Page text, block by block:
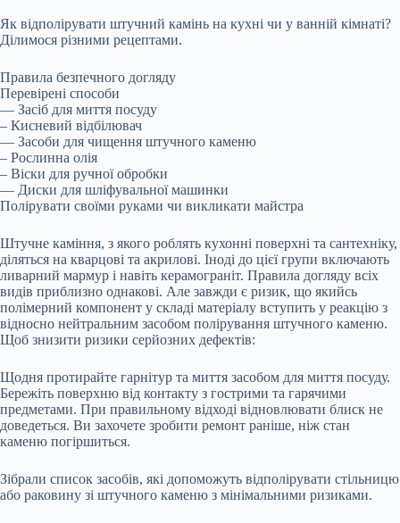
Як відполірувати штучний камінь на кухні чи у ванній кімнаті?
Ділимося різними рецептами.
Правила безпечного догляду
Перевірені способи
— Засіб для миття посуду
– Кисневий відбілювач
— Засоби для чищення штучного каменю
– Рослинна олія
– Віски для ручної обробки
— Диски для шліфувальної машинки
Полірувати своїми руками чи викликати майстра
Штучне каміння, з якого роблять кухонні поверхні та сантехніку,
діляться на кварцові та акрилові. Іноді до цієї групи включають
ливарний мармур і навіть керамограніт. Правила догляду всіх
видів приблизно однакові. Але завжди є ризик, що якийсь
полімерний компонент у складі матеріалу вступить у реакцію з
відносно нейтральним засобом полірування штучного каменю.
Щоб знизити ризики серйозних дефектів:
Щодня протирайте гарнітур та миття засобом для миття посуду.
Бережіть поверхню від контакту з гострими та гарячими
предметами. При правильному відході відновлювати блиск не
доведеться. Ви захочете зробити ремонт раніше, ніж стан
каменю погіршиться.
Зібрали список засобів, які допоможуть відполірувати стільницю
або раковину зі штучного каменю з мінімальними ризиками.